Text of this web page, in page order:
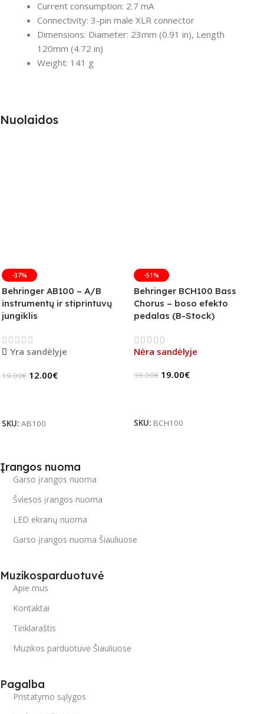
Current consumption: 2.7 mA
Connectivity: 3-pin male XLR connector
Dimensions: Diameter: 23mm (0.91 in), Length
120mm (4.72 in)
Weight: 141 g
Nuolaidos
-37%
Behringer AB100 – A/B
instrumentų ir stiprintuvų
jungiklis
Yra sandėlyje
19.00€ 12.00€
SKU: AB100
-51%
Behringer BCH100 Bass
Chorus – boso efekto
pedalas (B-Stock)
Nėra sandėlyje
39.00€ 19.00€
SKU: BCH100
Įrangos nuoma
Garso įrangos nuoma
Šviesos įrangos nuoma
LED ekranų nuoma
Garso įrangos nuoma Šiauliuose
Muzikosparduotuvė
Apie mus
Kontaktai
Tinklaraštis
Muzikos parduotuvė Šiauliuose
Pagalba
Pristatymo sąlygos